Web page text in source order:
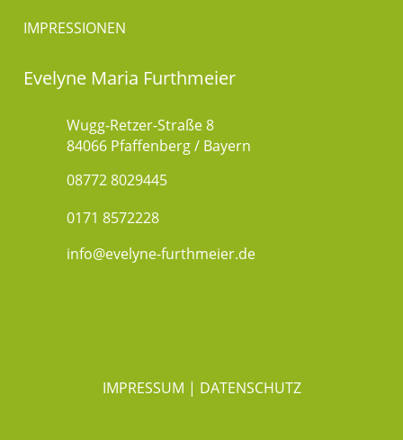
IMPRESSIONEN
Evelyne Maria Furthmeier
Wugg-Retzer-Straße 8
84066 Pfaffenberg / Bayern
08772 8029445
0171 8572228
info@evelyne-furthmeier.de
IMPRESSUM | DATENSCHUTZ